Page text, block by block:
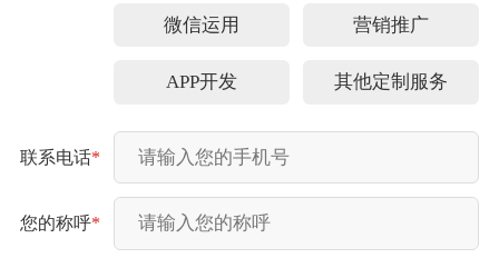
微信运用 营销推广
APP开发 其他定制服务
联系电话*
您的称呼*